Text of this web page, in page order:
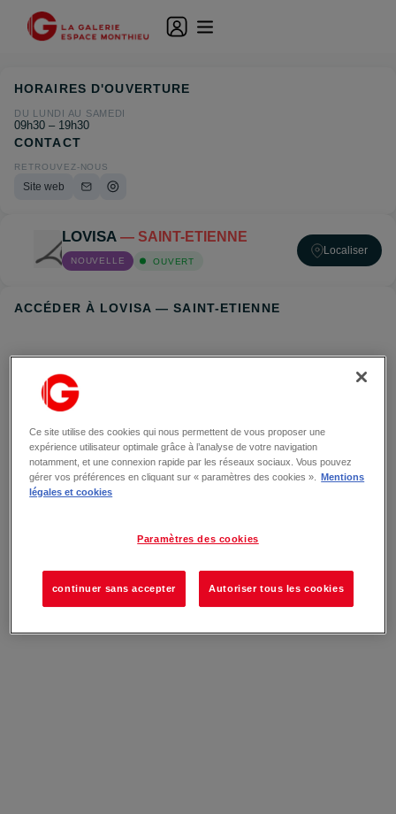
LOVISA — SAINT-ETIENNE
NOUVELLE OUVERT
Localiser
ACCÉDER À LOVISA — SAINT-ETIENNE
HORAIRES D'OUVERTURE
DU LUNDI AU SAMEDI
09h30 – 19h30
CONTACT
RETROUVEZ-NOUS
Site web
Ce site utilise des cookies qui nous permettent de vous proposer une
expérience utilisateur optimale grâce à l’analyse de votre navigation
notamment, et une connexion rapide par les réseaux sociaux. Vous pouvez
gérer vos préférences en cliquant sur « paramètres des cookies ».
Mentions
légales et cookies
Paramètres des cookies
continuer sans accepter Autoriser tous les cookies